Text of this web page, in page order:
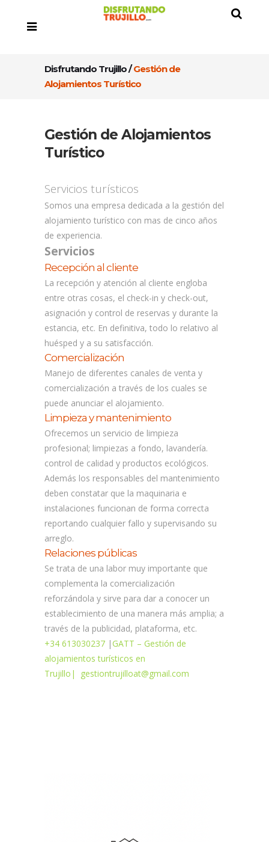
Disfrutando Trujillo/Gestión de
Alojamientos Turístico
Gestión de Alojamientos
Turístico
Servicios turísticos
Somos una empresa dedicada a la gestión del
alojamiento turístico con mas de cinco años
de experiencia.
Servicios
Recepción al cliente
La recepción y atención al cliente engloba
entre otras cosas, el check-in y check-out,
asignación y control de reservas y durante la
estancia, etc. En definitiva, todo lo relativo al
huésped y a su satisfacción.
Comercialización
Manejo de diferentes canales de venta y
comercialización a través de los cuales se
puede anunciar el alojamiento.
Limpieza y mantenimiento
Ofrecemos un servicio de limpieza
profesional; limpiezas a fondo, lavandería.
control de calidad y productos ecológicos.
Además los responsables del mantenimiento
deben constatar que la maquinaria e
instalaciones funcionan de forma correcta
reportando cualquier fallo y supervisando su
arreglo.
Relaciones públicas
Se trata de una labor muy importante que
complementa la comercialización
reforzándola y sirve para dar a conocer un
establecimiento de una manera más amplia; a
través de la publicidad, plataforma, etc.
+34 613030237 | GATT – Gestión de
alojamientos turísticos en
Trujillo | gestiontrujilloat@gmail.com